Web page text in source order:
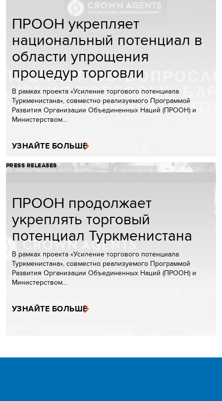
ПРООН укрепляет
национальный потенциал в
области упрощения
процедур торговли
В рамках проекта «Усиление торгового потенциала
Туркменистана», совместно реализуемого Программой
Развития Организации Объединенных Наций (ПРООН) и
Министерством…
УЗНАЙТЕ БОЛЬШЕ
PRESS RELEASES
ПРООН продолжает
укреплять торговый
потенциал Туркменистана
В рамках проекта «Усиление торгового потенциала
Туркменистана», совместно реализуемого Программой
Развития Организации Объединенных Наций (ПРООН) и
Министерством…
УЗНАЙТЕ БОЛЬШЕ